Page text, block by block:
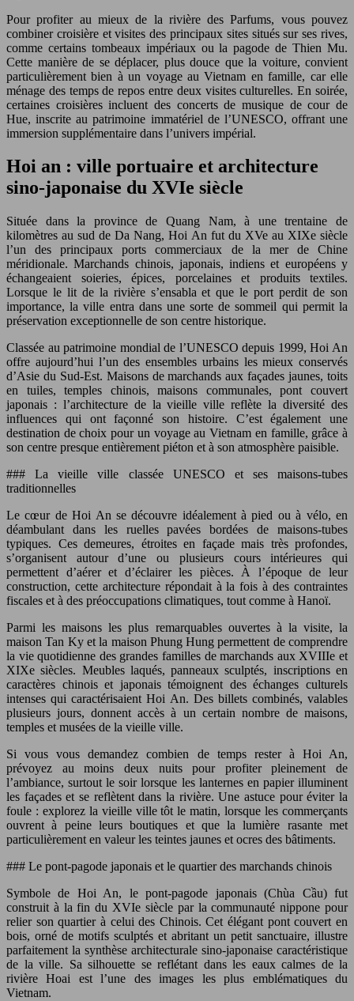
Pour profiter au mieux de la rivière des Parfums, vous pouvez
combiner croisière et visites des principaux sites situés sur ses rives,
comme certains tombeaux impériaux ou la pagode de Thien Mu.
Cette manière de se déplacer, plus douce que la voiture, convient
particulièrement bien à un voyage au Vietnam en famille, car elle
ménage des temps de repos entre deux visites culturelles. En soirée,
certaines croisières incluent des concerts de musique de cour de
Hue, inscrite au patrimoine immatériel de l’UNESCO, offrant une
immersion supplémentaire dans l’univers impérial.
Hoi an : ville portuaire et architecture
sino-japonaise du XVIe siècle
Située dans la province de Quang Nam, à une trentaine de
kilomètres au sud de Da Nang, Hoi An fut du XVe au XIXe siècle
l’un des principaux ports commerciaux de la mer de Chine
méridionale. Marchands chinois, japonais, indiens et européens y
échangeaient soieries, épices, porcelaines et produits textiles.
Lorsque le lit de la rivière s’ensabla et que le port perdit de son
importance, la ville entra dans une sorte de sommeil qui permit la
préservation exceptionnelle de son centre historique.
Classée au patrimoine mondial de l’UNESCO depuis 1999, Hoi An
offre aujourd’hui l’un des ensembles urbains les mieux conservés
d’Asie du Sud-Est. Maisons de marchands aux façades jaunes, toits
en tuiles, temples chinois, maisons communales, pont couvert
japonais : l’architecture de la vieille ville reflète la diversité des
influences qui ont façonné son histoire. C’est également une
destination de choix pour un voyage au Vietnam en famille, grâce à
son centre presque entièrement piéton et à son atmosphère paisible.
### La vieille ville classée UNESCO et ses maisons-tubes
traditionnelles
Le cœur de Hoi An se découvre idéalement à pied ou à vélo, en
déambulant dans les ruelles pavées bordées de maisons-tubes
typiques. Ces demeures, étroites en façade mais très profondes,
s’organisent autour d’une ou plusieurs cours intérieures qui
permettent d’aérer et d’éclairer les pièces. À l’époque de leur
construction, cette architecture répondait à la fois à des contraintes
fiscales et à des préoccupations climatiques, tout comme à Hanoï.
Parmi les maisons les plus remarquables ouvertes à la visite, la
maison Tan Ky et la maison Phung Hung permettent de comprendre
la vie quotidienne des grandes familles de marchands aux XVIIIe et
XIXe siècles. Meubles laqués, panneaux sculptés, inscriptions en
caractères chinois et japonais témoignent des échanges culturels
intenses qui caractérisaient Hoi An. Des billets combinés, valables
plusieurs jours, donnent accès à un certain nombre de maisons,
temples et musées de la vieille ville.
Si vous vous demandez combien de temps rester à Hoi An,
prévoyez au moins deux nuits pour profiter pleinement de
l’ambiance, surtout le soir lorsque les lanternes en papier illuminent
les façades et se reflètent dans la rivière. Une astuce pour éviter la
foule : explorez la vieille ville tôt le matin, lorsque les commerçants
ouvrent à peine leurs boutiques et que la lumière rasante met
particulièrement en valeur les teintes jaunes et ocres des bâtiments.
### Le pont-pagode japonais et le quartier des marchands chinois
Symbole de Hoi An, le pont-pagode japonais (Chùa Cầu) fut
construit à la fin du XVIe siècle par la communauté nippone pour
relier son quartier à celui des Chinois. Cet élégant pont couvert en
bois, orné de motifs sculptés et abritant un petit sanctuaire, illustre
parfaitement la synthèse architecturale sino-japonaise caractéristique
de la ville. Sa silhouette se reflétant dans les eaux calmes de la
rivière Hoai est l’une des images les plus emblématiques du
Vietnam.